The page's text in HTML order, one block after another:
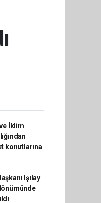
İklim
konutlarına
Işılay